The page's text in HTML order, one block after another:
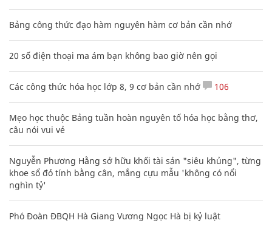
Bảng công thức đạo hàm nguyên hàm cơ bản cần nhớ
20 số điện thoại ma ám bạn không bao giờ nên gọi
Các công thức hóa học lớp 8, 9 cơ bản cần nhớ 106
Mẹo học thuộc Bảng tuần hoàn nguyên tố hóa học bằng thơ,
câu nói vui vẻ
Nguyễn Phương Hằng sở hữu khối tài sản "siêu khủng", từng
khoe sổ đỏ tính bằng cân, mắng cựu mẫu 'không có nổi
nghìn tỷ'
Phó Đoàn ĐBQH Hà Giang Vương Ngọc Hà bị kỷ luật